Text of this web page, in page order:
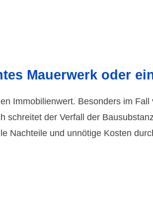
Mauerwerk oder
Immo­bilien­wert. Beson­ders im
schreitet der Verfall der
Nachteile und unnötige Kosten